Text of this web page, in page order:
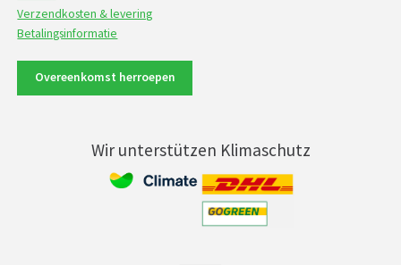
Verzendkosten & levering
Betalingsinformatie
Overeenkomst herroepen
Wir unterstützen Klimaschutz